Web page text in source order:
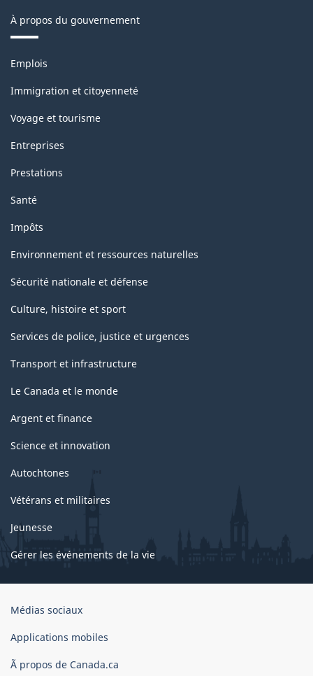
À propos du gouvernement
Thèmes
sujets
Emplois
Immigration et citoyenneté
Voyage et tourisme
Entreprises
Prestations
Santé
Impôts
Environnement et ressources naturelles
Sécurité nationale et défense
Culture, histoire et sport
Services de police, justice et urgences
Transport et infrastructure
Le Canada et le monde
Argent et finance
Science et innovation
Autochtones
Vétérans et militaires
Jeunesse
Gérer les événements de la vie
Organisation
gouvernement
Canada
Médias sociaux
Applications mobiles
Ã propos de Canada.ca